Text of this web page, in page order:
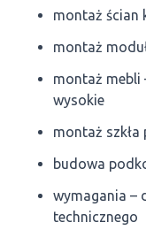
montaż ścian
montaż
montaż mebli
wysokie
montaż
budowa
wymagania –
technicznego